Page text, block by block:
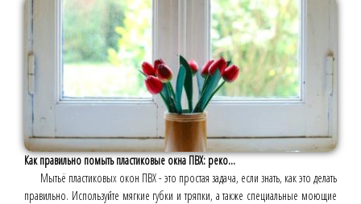
Как правильно помыть пластиковые окна ПВХ: реко...
Мытьё пластиковых окон ПВХ - это простая задача, если знать, как это делать
правильно. Используйте мягкие губки и тряпки, а также специальные моющие